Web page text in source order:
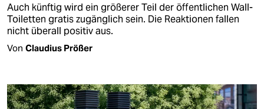
Auch künftig wird ein größerer Teil der öffentlichen Wall-
Toiletten gratis zugänglich sein. Die Reaktionen fallen
nicht überall positiv aus.
Von Claudius Prößer